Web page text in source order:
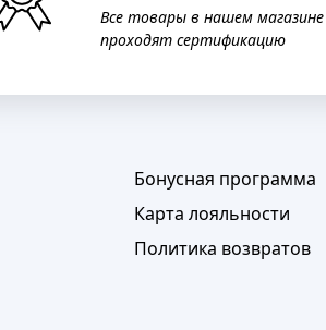
Все товары в нашем магазине
проходят сертификацию
Бонусная программа
Карта лояльности
Политика возвратов